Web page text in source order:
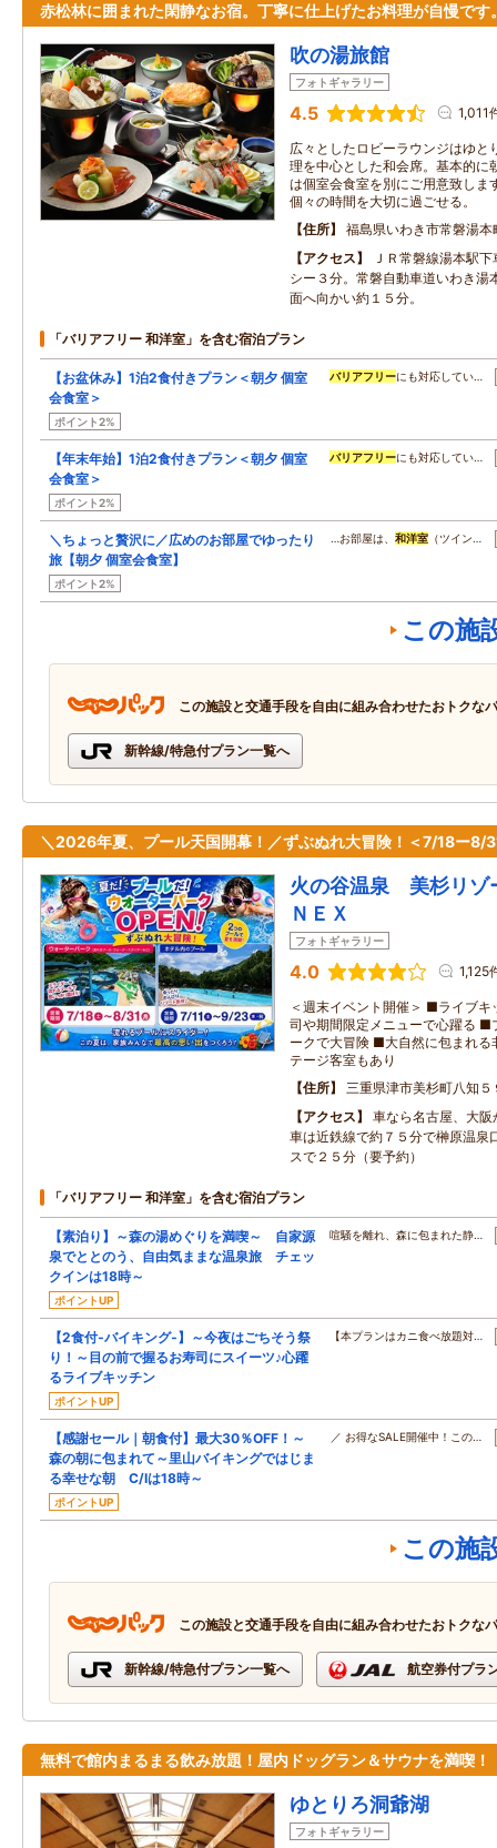
赤松林に囲まれた閑静なお宿。丁寧に仕上げたお料理が自慢です
吹の湯旅館
フォトギャラリー
4.5 1,011
広々としたロビーラウンジはゆと
理を中心とした和会席。基本的に
は個室会食室を別にご用意致しま
個々の時間を大切に過ごせる。
住所
福島県いわき市常磐湯
アクセス
ＪＲ常磐線湯本駅
シー３分。常磐自動車道いわき湯
面へ向かい約１５分。
「バリアフリー 和洋室」を含む宿泊プラン
【お盆休み】1泊2食付きプラン＜朝夕 個室
会食室＞
ポイント2%
バリアフリーにも対応してい…
【年末年始】1泊2食付きプラン＜朝夕 個室
会食室＞
ポイント2%
バリアフリーにも対応してい…
＼ちょっと贅沢に／広めのお部屋でゆったり
旅【朝夕 個室会食室】
ポイント2%
…お部屋は、 和洋室 （ツイン…
この施
この施設と交通手段を自由に組み合わせたおトクな
新幹線/特急付プラン一覧へ
＼2026年夏、プール天国開幕！／ずぶぬれ大冒険！＜7/18ー8/
火の谷温泉 美杉リ
ＮＥＸ
フォトギャラリー
4.0 1,125
＜週末イベント開催＞ ■ライブ
司や期間限定メニューで心躍る ■
ークで大冒険 ■大自然に包まれる
テージ客室もあり
住所
三重県津市美杉町八知５
アクセス
車なら名古屋、大
車は近鉄線で約７５分で榊原温泉
スで２５分（要予約）
「バリアフリー 和洋室」を含む宿泊プラン
【素泊り】～森の湯めぐりを満喫～ 自家源
泉でととのう、自由気ままな温泉旅 チェッ
クインは18時～
ポイントUP
喧騒を離れ、森に包まれた静…
【2食付‐バイキング‐】～今夜はごちそう祭
り！～目の前で握るお寿司にスイーツ♪心躍
るライブキッチン
ポイントUP
【本プランはカニ食べ放題対…
【感謝セール｜朝食付】最大30％OFF！～
森の朝に包まれて～里山バイキングではじま
る幸せな朝 C/Iは18時～
ポイントUP
／ お得なSALE開催中！この…
この施
この施設と交通手段を自由に組み合わせたおトクな
新幹線/特急付プラン一覧へ 航空券付プラ
無料で館内まるまる飲み放題！屋内ドッグラン＆サウナを満喫！
ゆとりろ洞爺湖
フォトギャラリー